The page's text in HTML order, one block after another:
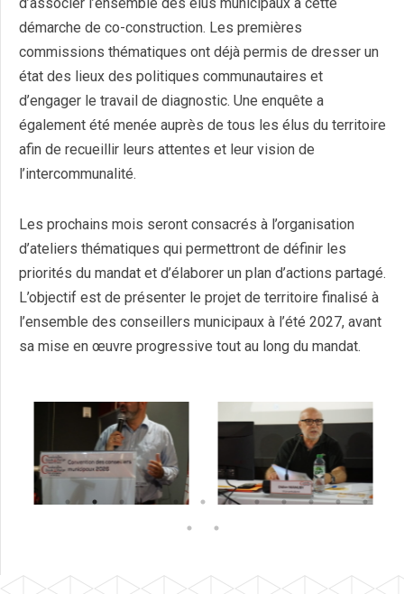
démarche de co-construction. Les premières
commissions thématiques ont déjà permis de dresser un
état des lieux des politiques communautaires et
d’engager le travail de diagnostic. Une enquête a
également été menée auprès de tous les élus du territoire
afin de recueillir leurs attentes et leur vision de
l’intercommunalité.
Les prochains mois seront consacrés à l’organisation
d’ateliers thématiques qui permettront de définir les
priorités du mandat et d’élaborer un plan d’actions partagé.
L’objectif est de présenter le projet de territoire finalisé à
l’ensemble des conseillers municipaux à l’été 2027, avant
sa mise en œuvre progressive tout au long du mandat.